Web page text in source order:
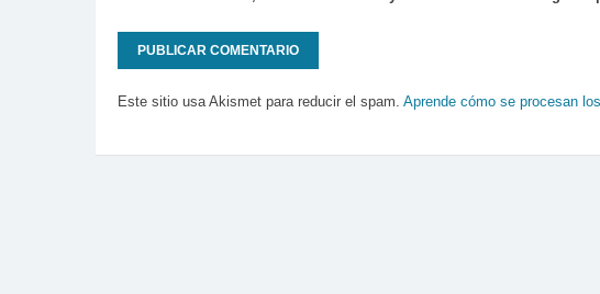
Este sitio usa Akismet para reducir el spam. Aprende cómo se procesan